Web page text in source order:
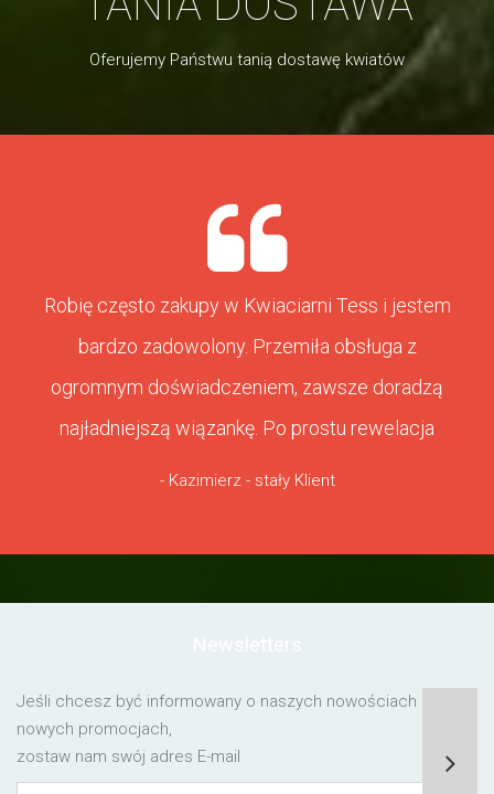
Oferujemy Państwu tanią dostawę kwiatów
Robię często zakupy w Kwiaciarni Tess i jestem
bardzo zadowolony. Przemiła obsługa z
ogromnym doświadczeniem, zawsze doradzą
najładniejszą wiązankę. Po prostu rewelacja
- Kazimierz - stały Klient
Jeśli chcesz być informowany o naszych nowościach lub o
nowych promocjach,
zostaw nam swój adres E-mail